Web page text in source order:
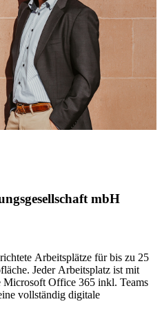
mbH
Arbeitsplätze für bis zu 25
Jeder Arbeitsplatz ist mit
Office 365 inkl. Teams
vollständig digitale